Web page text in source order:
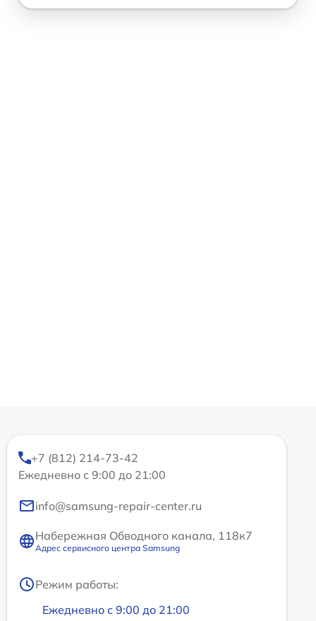
+7 (812) 214-73-42
Ежедневно с 9:00 до 21:00
info@samsung-repair-center.ru
Набережная Обводного канала, 118к7
Адрес сервисного центра Samsung
Режим работы:
Ежедневно с 9:00 до 21:00